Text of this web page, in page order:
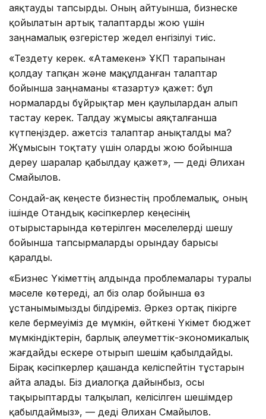
аяқтауды тапсырды. Оның айтуынша, бизнеске
қойылатын артық талаптарды жою үшін
заңнамалық өзгерістер жедел енгізілуі тиіс.
«Тездету керек. «Атамекен» ҰКП тарапынан
қолдау тапқан және мақұлданған талаптар
бойынша заңнаманы «тазарту» қажет: бұл
нормаларды бұйрықтар мен қаулылардан алып
тастау керек. Талдау жұмысы аяқталғанша
күтпеңіздер. Қажетсіз талаптар анықталды ма?
Жұмысын тоқтату үшін оларды жою бойынша
дереу шаралар қабылдау қажет», — деді Әлихан
Смайылов.
Сондай-ақ кеңесте бизнестің проблемалық, оның
ішінде Отандық кәсіпкерлер кеңесінің
отырыстарында көтерілген мәселелерді шешу
бойынша тапсырмаларды орындау барысы
қаралды.
«Бизнес Үкіметтің алдында проблемалары туралы
мәселе көтереді, ал біз олар бойынша өз
ұстанымымызды білдіреміз. Әркез ортақ пікірге
келе бермеуіміз де мүмкін, өйткені Үкімет бюджет
мүмкіндіктерін, барлық әлеуметтік-экономикалық
жағдайды ескере отырып шешім қабылдайды.
Бірақ кәсіпкерлер қашанда келіспейтін тұстарын
айта алады. Біз диалогқа дайынбыз, осы
тақырыптарды талқылап, келісілген шешімдер
қабылдаймыз», — деді Әлихан Смайылов.